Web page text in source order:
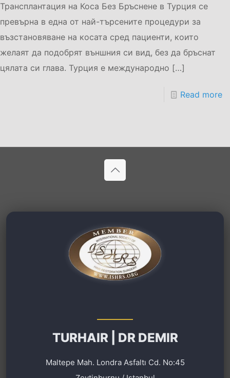
Трансплантация на Коса Без Бръснене в Турция се
превърна в една от най-търсените процедури за
възстановяване на косата сред пациенти, които
желаят да подобрят външния си вид, без да бръснат
цялата си глава. Турция е международно […]
Read more
TURHAIR | DR DEMIR
Maltepe Mah. Londra Asfaltı Cd. No:45